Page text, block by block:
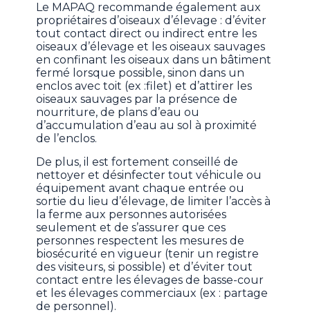
Le MAPAQ recommande également aux
propriétaires d’oiseaux d’élevage : d’éviter
tout contact direct ou indirect entre les
oiseaux d’élevage et les oiseaux sauvages
en confinant les oiseaux dans un bâtiment
fermé lorsque possible, sinon dans un
enclos avec toit (ex :filet) et d’attirer les
oiseaux sauvages par la présence de
nourriture, de plans d’eau ou
d’accumulation d’eau au sol à proximité
de l’enclos.
De plus, il est fortement conseillé de
nettoyer et désinfecter tout véhicule ou
équipement avant chaque entrée ou
sortie du lieu d’élevage, de limiter l’accès à
la ferme aux personnes autorisées
seulement et de s’assurer que ces
personnes respectent les mesures de
biosécurité en vigueur (tenir un registre
des visiteurs, si possible) et d’éviter tout
contact entre les élevages de basse-cour
et les élevages commerciaux (ex : partage
de personnel).